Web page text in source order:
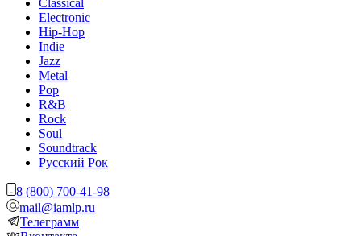
Classical
Electronic
Hip-Hop
Indie
Jazz
Metal
Pop
R&B
Rock
Soul
Soundtrack
Русский Рок
8 (800) 700-41-98
mail@iamlp.ru
Телеграмм